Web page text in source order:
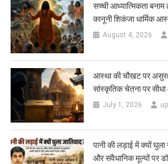
सच्ची आध्यात्मिकता बनाम
कानूनी शिकंजा धार्मिक
August 4, 2026
आस्था की चौखट पर
सांस्कृतिक चेतना पर
July 1, 2026
पानी की लड़ाई में क्यों घुला
और संवैधानिक मूल्यों पर